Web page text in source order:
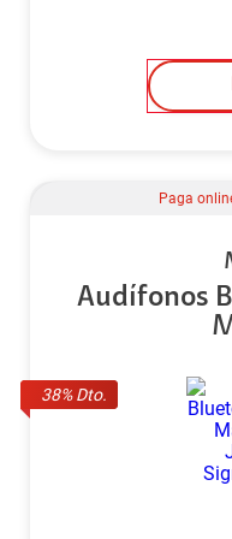
38% Dto.
Paga
Audífonos